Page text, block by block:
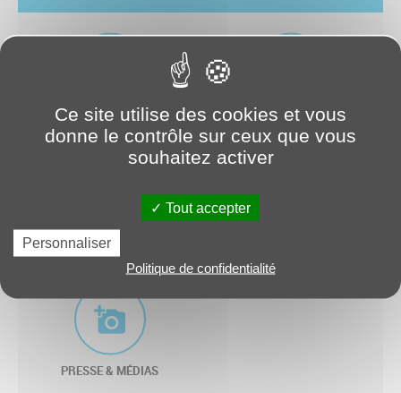
LES COMMUNES ACTUALITÉS
CARTE INTERACTIVE
PRESSE & MÉDIAS
Ce site utilise des cookies et vous
donne le contrôle sur ceux que vous
souhaitez activer
Tout accepter
Personnaliser
Politique de confidentialité